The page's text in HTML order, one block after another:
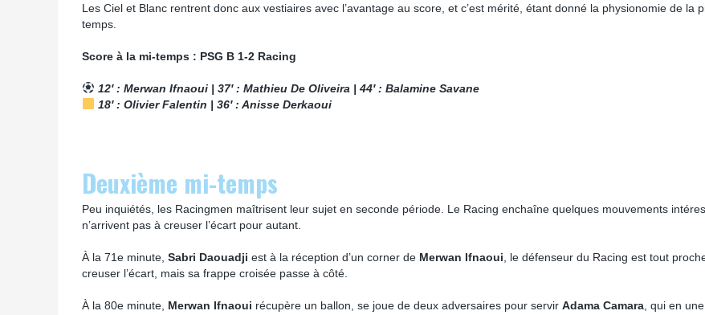
Les Ciel et Blanc rentrent donc aux vestiaires avec l’avantage au score, et c’est mérité, étant donné la physionomie de la
temps.
Score à la mi-temps : PSG B 1-2 Racing
12′ : Merwan Ifnaoui | 37′ : Mathieu De Oliveira | 44′ : Balamine Savane
18′ : Olivier Falentin | 36′ : Anisse Derkaoui
Deuxième mi-temps
Peu inquiétés, les Racingmen maîtrisent leur sujet en seconde période. Le Racing enchaîne quelques mouvements
n’arrivent pas à creuser l’écart pour autant.
À la 71e minute, Sabri Daouadji est à la réception d’un corner de Merwan Ifnaoui , le défenseur du Racing est tout
creuser l’écart, mais sa frappe croisée passe à côté.
À la 80e minute, Merwan Ifnaoui récupère un ballon, se joue de deux adversaires pour servir Adama Camara , qui en